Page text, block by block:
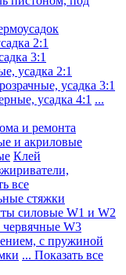
2:1
3:1
усадка 2:1
усадка 3:1
усадка 4:1 ...
и ремонта
и акриловые
Клей
все
стяжки
силовые W1 и W2
W3
с пружиной
... Показать все